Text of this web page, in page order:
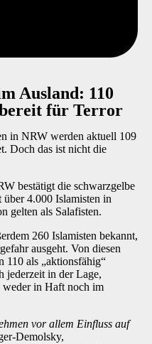
Ausland: 110
für Terror
in NRW werden aktuell 109
Doch das ist nicht die
bestätigt die schwarzgelbe
über 4.000 Islamisten in
gelten als Salafisten.
260 Islamisten bekannt,
ausgeht. Von diesen
110 als „aktionsfähig“
jederzeit in der Lage,
weder in Haft noch im
vor allem Einfluss auf
Demolsky,